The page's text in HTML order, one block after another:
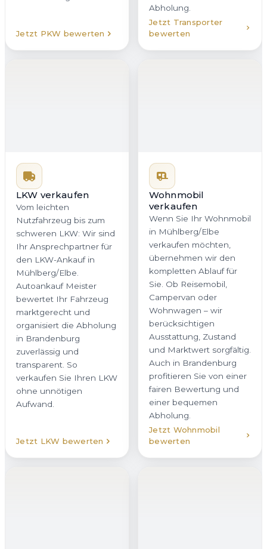
Jetzt PKW bewerten
Abholung.
Jetzt Transporter
bewerten
LKW verkaufen
Vom leichten
Nutzfahrzeug bis zum
schweren LKW: Wir sind
Ihr Ansprechpartner für
den LKW-Ankauf in
Mühlberg/Elbe.
Autoankauf Meister
bewertet Ihr Fahrzeug
marktgerecht und
organisiert die Abholung
in Brandenburg
zuverlässig und
transparent. So
verkaufen Sie Ihren LKW
ohne unnötigen
Aufwand.
Jetzt LKW bewerten
Wohnmobil
verkaufen
Wenn Sie Ihr Wohnmobil
in Mühlberg/Elbe
verkaufen möchten,
übernehmen wir den
kompletten Ablauf für
Sie. Ob Reisemobil,
Campervan oder
Wohnwagen – wir
berücksichtigen
Ausstattung, Zustand
und Marktwert sorgfältig.
Auch in Brandenburg
profitieren Sie von einer
fairen Bewertung und
einer bequemen
Abholung.
Jetzt Wohnmobil
bewerten